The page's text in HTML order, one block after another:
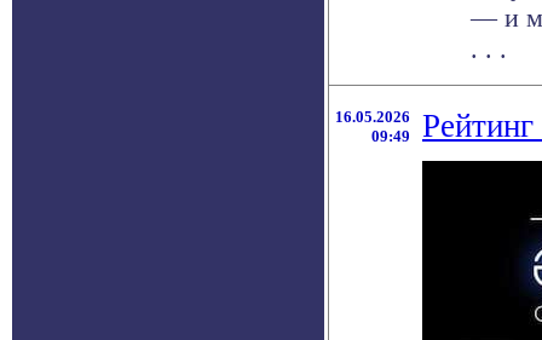
— и
. . .
16.05.2026
09:49